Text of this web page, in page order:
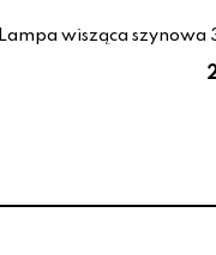
Lampa wisząca szynowa